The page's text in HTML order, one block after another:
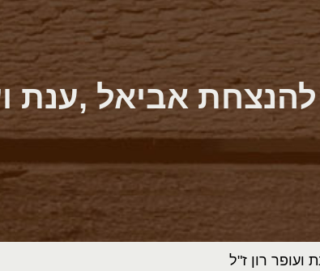
אביאל ,ענת
רון ז"ל